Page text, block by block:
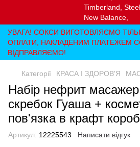
УВАГА! СОКСИ ВИГОТОВЛЯЄМО
ОПЛАТИ, НАКЛАДЕНИМ ПЛАТЕЖЕМ
ВІДПРАВЛЯЄМО!
Категорії КРАСА І ЗДОРОВ'Я
Набір нефрит
скребок Гуаша +
пов'язка в крафт
Артикул: 12225543 Написати відгук